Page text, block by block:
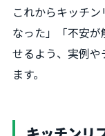
これからキッチ
なった」「不安
せるよう、実例
ます。